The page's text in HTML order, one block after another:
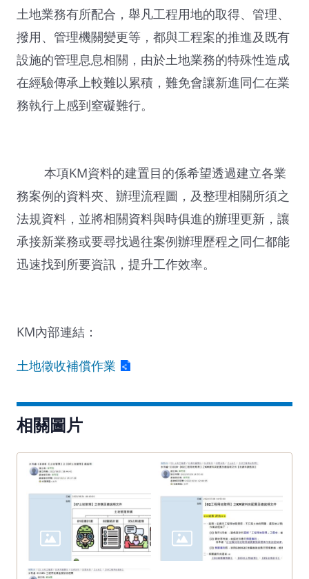
土地業務有所配合，舉凡工程用地的取得、管理、
撥用、管理機關變更等，都與工程案的推進及既有
設施的管理息息相關，由於土地業務的特殊性造成
在經驗傳承上較難以累積，難免會讓新進同仁在業
務執行上感到窒礙難行。
本項KM資料的建置目的係希望透過建立各業
務案例的資料夾、辦理流程圖，及整理相關所須之
法規資料，並將相關資料與時俱進的辦理更新，讓
承接新業務或要尋找過往案例辦理歷程之同仁都能
迅速找到所要資訊，提升工作效率。
KM內部連結：
土地徵收補償作業
相關圖片